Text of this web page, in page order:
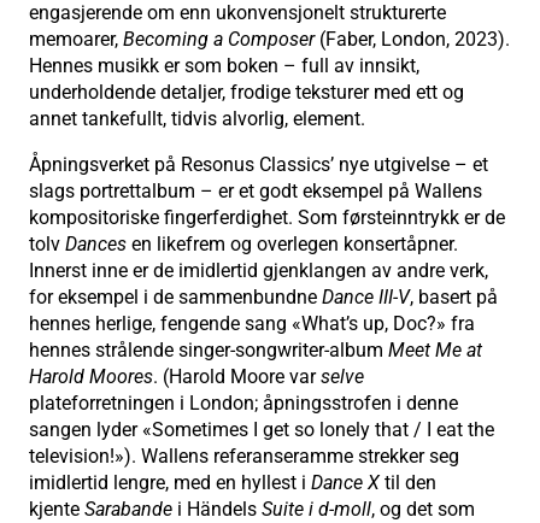
engasjerende om enn ukonvensjonelt strukturerte
memoarer, Becoming a Composer(Faber, London, 2023).
Hennes musikk er som boken – full av innsikt,
underholdende detaljer, frodige teksturer med ett og
annet tankefullt, tidvis alvorlig, element.
Åpningsverket på Resonus Classics’ nye utgivelse – et
slags portrettalbum – er et godt eksempel på Wallens
kompositoriske fingerferdighet. Som førsteinntrykk er de
tolv Dances en likefrem og overlegen konsertåpner.
Innerst inne er de imidlertid gjenklangen av andre verk,
for eksempel i de sammenbundne Dance III-V, basert på
hennes herlige, fengende sang «What’s up, Doc?» fra
hennes strålende singer-songwriter-album Meet Me at
Harold Moores. (Harold Moore varselve
plateforretningen i London; åpningsstrofen i denne
sangen lyder «Sometimes I get so lonely that / I eat the
television!»). Wallens referanseramme strekker seg
imidlertid lengre, med en hyllest i Dance X til den
kjente Sarabande i Händels Suite i d-moll, og det som